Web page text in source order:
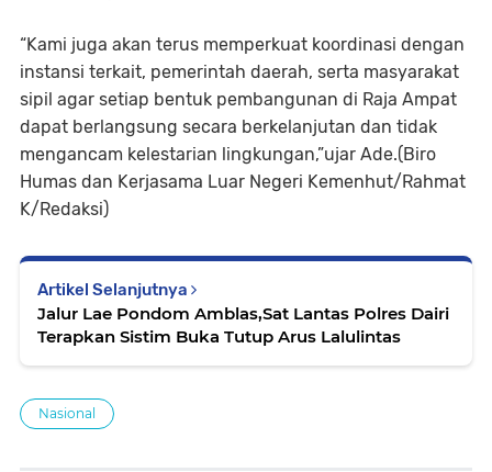
“Kami juga akan terus memperkuat koordinasi dengan
instansi terkait, pemerintah daerah, serta masyarakat
sipil agar setiap bentuk pembangunan di Raja Ampat
dapat berlangsung secara berkelanjutan dan tidak
mengancam kelestarian lingkungan,”ujar Ade.(Biro
Humas dan Kerjasama Luar Negeri Kemenhut/Rahmat
K/Redaksi)
Artikel Selanjutnya
Jalur Lae Pondom Amblas,Sat Lantas Polres Dairi
Terapkan Sistim Buka Tutup Arus Lalulintas
Nasional